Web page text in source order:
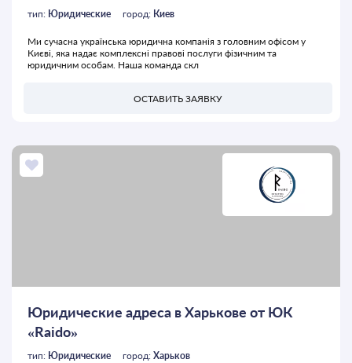
тип: Юридические город: Киев
Ми сучасна українська юридична компанія з головним офісом у
Києві, яка надає комплексні правові послуги фізичним та
юридичним особам. Наша команда скл
ОСТАВИТЬ ЗАЯВКУ
Юридические адреса в Харькове от ЮК
«Raido»
тип: Юридические город: Харьков